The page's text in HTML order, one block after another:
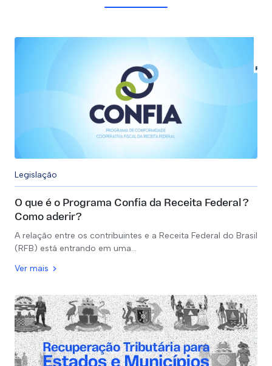
Legislação
O que é o Programa Confia da Receita Federal?
Como aderir?
A relação entre os contribuintes e a Receita Federal do Brasil
(RFB) está entrando em uma…
Ver mais